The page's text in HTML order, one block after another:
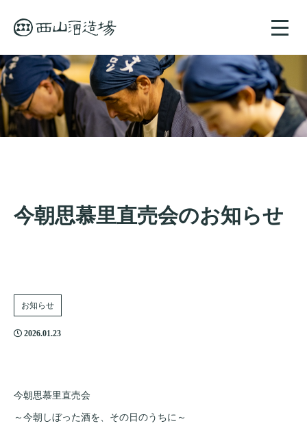
toggle
今朝思慕里直売会のお知らせ
お知らせ
2026.01.23
今朝思慕里直売会
～今朝しぼった酒を、その日のうちに～